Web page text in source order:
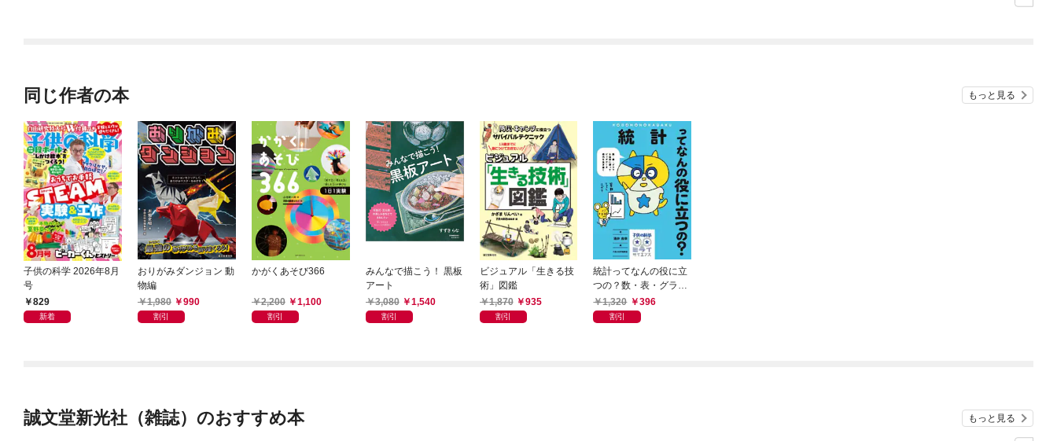
同じ作者の本 もっと見る
子供の科学 2026年8月
号
829
新着
おりがみダンジョン 動
物編
1,980
990
割引
かがくあそび366
2,200 1,100
割引
みんなで描こう！ 黒板
アート
3,080
1,540
割引
ビジュアル「生きる技
術」図鑑
1,870
935
割引
統計ってなんの役に立
つの？数・表・グラフ
を自在に使ってビッグ
データ時代を生き抜く
1,320 396
割引
誠文堂新光社（雑誌）のおすすめ本 もっと見る